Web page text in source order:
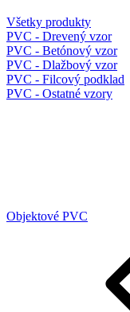
Všetky produkty
PVC - Drevený vzor
PVC - Betónový vzor
PVC - Dlažbový vzor
PVC - Filcový podklad
PVC - Ostatné vzory
Objektové PVC